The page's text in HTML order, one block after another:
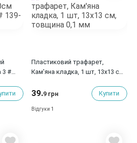
3 #
Пластиковий трафарет,
Кам'яна кладка, 1 шт, 13x13 см,
39.9 грн Купити
Відгуки 1